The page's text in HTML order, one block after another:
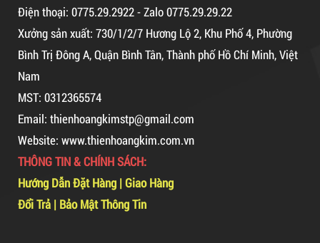
Dây Rút Nhựa Trắng Và Đen 10cm, 3*100
5,000 VNĐ 5,200 VNĐ
Combo 60 cây băng keo trong
200Y 1.8kg
63,000 VNĐ65,000 VNĐ
Dây rút nhựa trắng và đen 10cm,
3*100
Điện thoại: 0775.29.2922 - Zalo 0775.29.29.22
Xưởng sản xuất: 730/1/2/7 Hương Lộ 2, Khu Phố 4, Phường
Bình Trị Đông A, Quận Bình Tân, Thành phố Hồ Chí Minh, Việt
Nam
MST: 0312365574
Email: thienhoangkimstp@gmail.com
Website: www.thienhoangkim.com.vn
THÔNG TIN & CHÍNH SÁCH:
Hướng Dẫn Đặt Hàng | Giao Hàng
Đổi Trả | Bảo Mật Thông Tin